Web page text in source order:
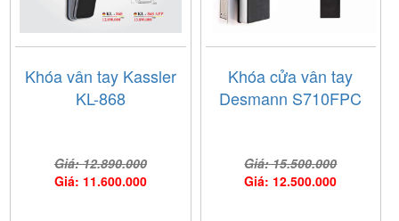
Khóa vân tay Kassler
KL-868
Giá: 12.890.000
Giá: 11.600.000
Khóa cửa vân tay
Desmann S710FPC
Giá: 15.500.000
Giá: 12.500.000